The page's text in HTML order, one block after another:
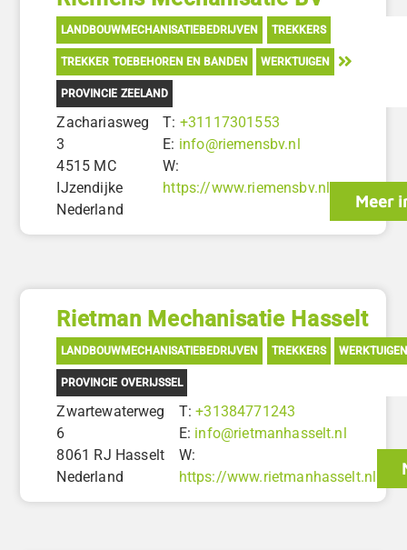
LANDBOUWMECHANISATIEBEDRIJVEN TREKKERS
TREKKER TOEBEHOREN EN BANDEN WERKTUIGEN
PROVINCIE ZEELAND
Zachariasweg
3
4515 MC
IJzendijke
Nederland
T: +31117301553
E: info@riemensbv.nl
W:
https://www.riemensbv.nl
Meer
Rietman Mechanisatie Hasselt
LANDBOUWMECHANISATIEBEDRIJVEN TREKKERS WERKTUIGEN
PROVINCIE OVERIJSSEL
Zwartewaterweg
6
8061 RJ Hasselt
Nederland
T:+31384771243
E: info@rietmanhasselt.nl
W:
https://www.rietmanhasselt.nl